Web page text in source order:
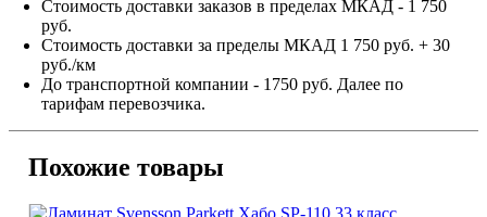
Стоимость доставки заказов в пределах МКАД - 1 750
руб.
Стоимость доставки за пределы МКАД 1 750 руб. + 30
руб./км
До транспортной компании - 1750 руб. Далее по
тарифам перевозчика.
Похожие товары